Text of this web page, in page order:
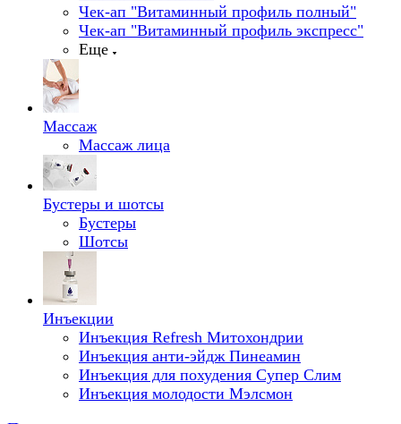
Чек-ап "Витаминный профиль полный"
Чек-ап "Витаминный профиль экспресс"
Еще
Массаж
Массаж лица
Бустеры и шотсы
Бустеры
Шотсы
Инъекции
Инъекция Refresh Митохондрии
Инъекция анти-эйдж Пинеамин
Инъекция для похудения Супер Слим
Инъекция молодости Мэлсмон